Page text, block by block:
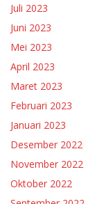
Juli 2023
Juni 2023
Mei 2023
April 2023
Maret 2023
Februari 2023
Januari 2023
Desember 2022
November 2022
Oktober 2022